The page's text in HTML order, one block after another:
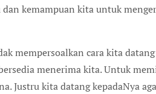
kemampuan kita untuk
mempersoalkan cara kita
menerima kita. Untuk
Justru kita datang kepadaNya